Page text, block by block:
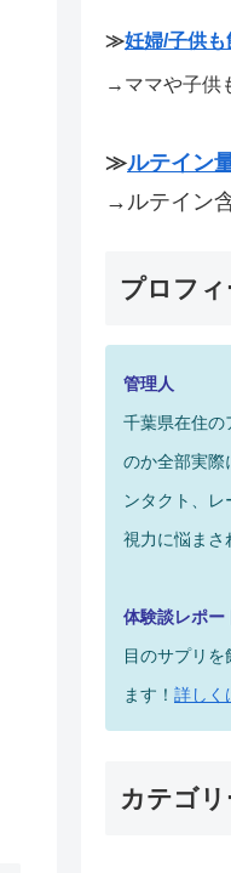
≫妊婦/子供も
→ママや子供
≫ルテイン
→ルテイン
プロフ
管理人
千葉県在住の
のか全部実際
ンタクト、
視力に悩まさ
体験談レポー
目のサプリを
ます！ 詳しく
カテゴリ